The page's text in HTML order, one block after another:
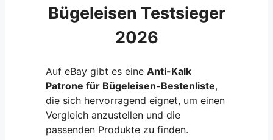
Bügeleisen Testsieger
2026
Auf eBay gibt es eineAnti-Kalk
Patrone für Bügeleisen-Bestenliste,
die sich hervorragend eignet, um einen
Vergleich anzustellen und die
passenden Produkte zu finden.